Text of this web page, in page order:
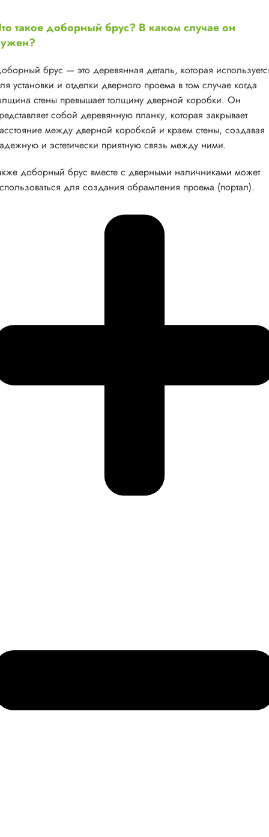
такое доборный брус? В каком случае он
брус — это деревянная деталь, которая
установки и отделки дверного проема в том случае когда
стены превышает толщину дверной коробки. Он
собой деревянную планку, которая закрывает
между дверной коробкой и краем стены, создавая
и эстетически приятную связь между ними.
доборный брус вместе с дверными наличниками может
для создания обрамления проема (портал).